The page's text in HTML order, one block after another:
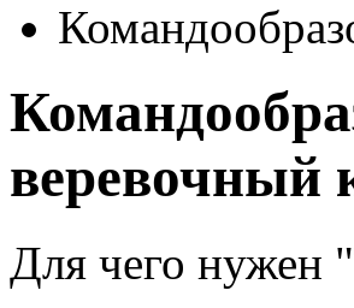
веревочный
Для чего нужен